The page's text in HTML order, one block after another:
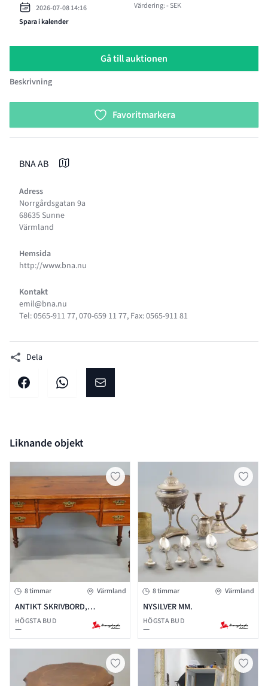
2026-07-08 14:16
Spara i kalender
Värdering: - SEK
Gå till auktionen
Beskrivning
Favoritmarkera
BNA AB
Adress
Norrgårdsgatan 9a
68635 Sunne
Värmland
Hemsida
http://www.bna.nu
Kontakt
emil@bna.nu
Tel: 0565-911 77, 070-659 11 77, Fax: 0565-911 81
Dela
Dela på facebookDela på WhatsAppDela på E-post
Liknande objekt
8 timmar Värmland
ANTIKT SKRIVBORD,
NYRENÄSSANS STIL, SENT
1800-TAL
HÖGSTA BUD
—
8 timmar Värmland
NYSILVER MM.
HÖGSTA BUD
—